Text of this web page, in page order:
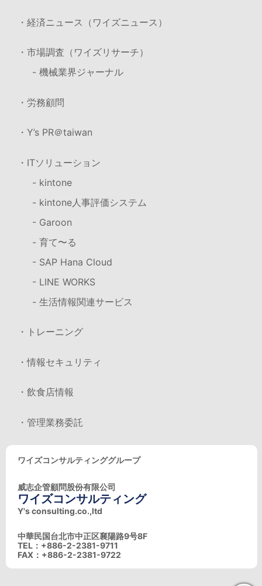
・経済ニュース（ワイズニュース）
・市場調査（ワイズリサーチ）
- 機械業界ジャーナル
・労務顧問
・Y’s PR＠taiwan
・ITソリューション
- kintone
- kintone人事評価システム
- Garoon
- 育て〜る
- SAP Hana Cloud
- LINE WORKS
- 生活情報関連サービス
・トレーニング
・情報セキュリティ
・飲食店情報
・管理業務委託
ワイズコンサルティンググループ
威志企管顧問股份有限公司
ワイズコンサルティング
Y's consulting.co.,ltd
中華民国台北市中正区襄陽路9号8F
TEL：+886-2-2381-9711
FAX：+886-2-2381-9722